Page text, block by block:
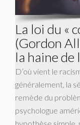
La loi du «
(Gordon
la haine de
D’où vient le
généralement, la
remède du
psychologue
hypothèse